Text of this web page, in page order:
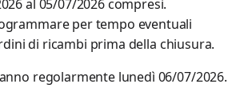
al 05/07/2026 compresi.
per tempo eventuali
di ricambi prima della chiusura.
regolarmente lunedì 06/07/2026.